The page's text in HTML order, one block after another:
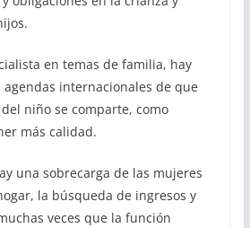
en temas de familia, hay
internacionales de que
niño se comparte, como
más calidad.
una sobrecarga de las mujeres
la búsqueda de ingresos y
veces que la función